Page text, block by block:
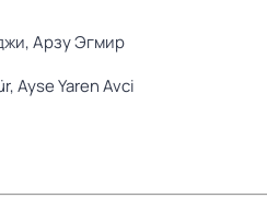
Арзу Эгмир
Ayse Yaren Avci